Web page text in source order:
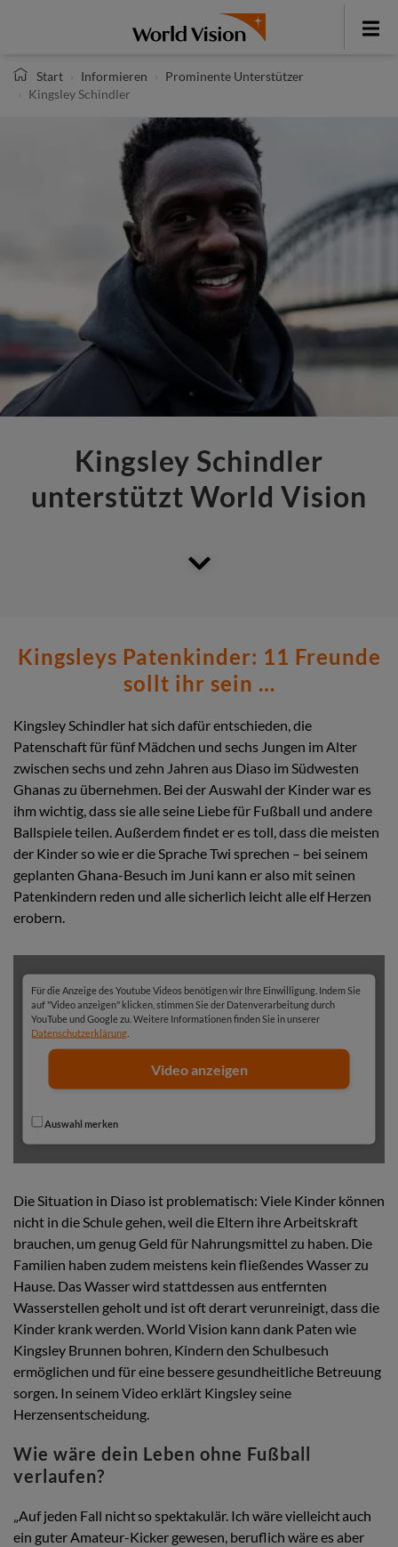
Toggle
Start
Informieren
Prominente Unterstützer
Kingsley Schindler
Kingsley Schindler
unterstützt World Vision
Kingsleys Patenkinder: 11 Freunde
sollt ihr sein …
Kingsley Schindler hat sich dafür entschieden, die
Patenschaft für fünf Mädchen und sechs Jungen im Alter
zwischen sechs und zehn Jahren aus Diaso im Südwesten
Ghanas zu übernehmen. Bei der Auswahl der Kinder war es
ihm wichtig, dass sie alle seine Liebe für Fußball und andere
Ballspiele teilen. Außerdem findet er es toll, dass die meisten
der Kinder so wie er die Sprache Twi sprechen – bei seinem
geplanten Ghana-Besuch im Juni kann er also mit seinen
Patenkindern reden und alle sicherlich leicht alle elf Herzen
erobern.
Für die Anzeige des Youtube Videos benötigen wir Ihre Einwilligung. Indem Sie
auf "Video anzeigen" klicken, stimmen Sie der Datenverarbeitung durch
YouTube und Google zu. Weitere Informationen finden Sie in unserer
Datenschutzerklärung
Video anzeigen
Auswahl merken
Die Situation in Diaso ist problematisch: Viele Kinder können
nicht in die Schule gehen, weil die Eltern ihre Arbeitskraft
brauchen, um genug Geld für Nahrungsmittel zu haben. Die
Familien haben zudem meistens kein fließendes Wasser zu
Hause. Das Wasser wird stattdessen aus entfernten
Wasserstellen geholt und ist oft derart verunreinigt, dass die
Kinder krank werden. World Vision kann dank Paten wie
Kingsley Brunnen bohren, Kindern den Schulbesuch
ermöglichen und für eine bessere gesundheitliche Betreuung
sorgen. In seinem Video erklärt Kingsley seine
Herzensentscheidung.
Wie wäre dein Leben ohne Fußball
verlaufen?
„Auf jeden Fall nichtsospektakulär. Ich wärevielleichtauch
ein guterAmateur-Kicker gewesen, beruflich wäre es aber